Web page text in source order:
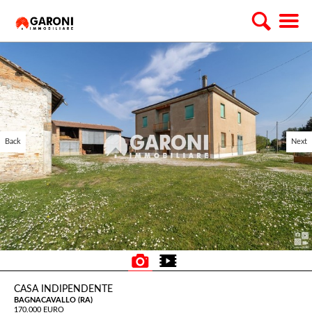
Back Next
CASA INDIPENDENTE
BAGNACAVALLO (RA)
170.000 EURO